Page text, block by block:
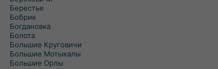
Берестье
Бобрик
Богдановка
Болота
Большие Круговичи
Большие Мотыкалы
Большие Орлы